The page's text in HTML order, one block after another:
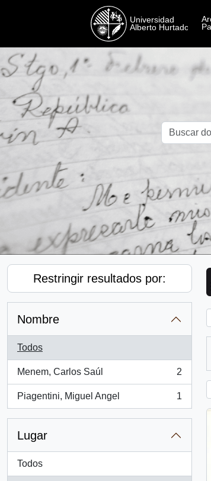
Restringir resultados por:
Nombre
Todos
Menem, Carlos Saúl
, 2 resultados
2
Piagentini, Miguel Angel
, 1 resultados
1
Lugar
Todos